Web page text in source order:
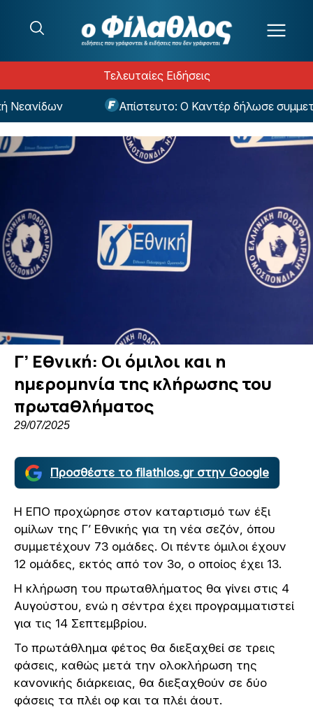
Τελευταίες Ειδήσεις
Απίστευτο: Ο Καντέρ δήλωσε
Γ’ Εθνική: Οι όμιλοι και η
ημερομηνία της κλήρωσης του
πρωταθλήματος
29/07/2025
Προσθέστε το filathlos.gr στην Google
Η ΕΠΟ προχώρησε στον καταρτισμό των έξι
ομίλων της Γ’ Εθνικής για τη νέα σεζόν, όπου
συμμετέχουν 73 ομάδες. Οι πέντε όμιλοι έχουν
12 ομάδες, εκτός από τον 3ο, ο οποίος έχει 13.
Η κλήρωση του πρωταθλήματος θα γίνει στις 4
Αυγούστου, ενώ η σέντρα έχει προγραμματιστεί
για τις 14 Σεπτεμβρίου.
Το πρωτάθλημα φέτος θα διεξαχθεί σε τρεις
φάσεις, καθώς μετά την ολοκλήρωση της
κανονικής διάρκειας, θα διεξαχθούν σε δύο
φάσεις τα πλέι οφ και τα πλέι άουτ.